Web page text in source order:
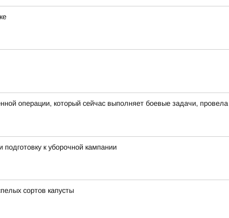
операции, который сейчас выполняет боевые задачи,
к уборочной кампании
сортов капусты